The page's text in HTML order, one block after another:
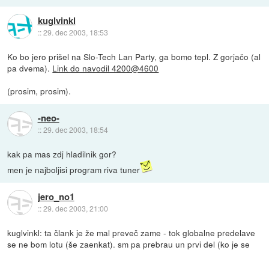
kuglvinkl
::29. dec 2003, 18:53
Ko bo jero prišel na Slo-Tech Lan Party, ga bomo tepl. Z gorjačo (al
pa dvema). Link do navodil 4200@4600
(prosim, prosim).
-neo-
::29. dec 2003, 18:54
kak pa mas zdj hladilnik gor?
men je najboljisi program riva tuner
jero_no1
::29. dec 2003, 21:00
kuglvinkl: ta člank je že mal preveč zame - tok globalne predelave
se ne bom lotu (še zaenkat). sm pa prebrau un prvi del (ko je se